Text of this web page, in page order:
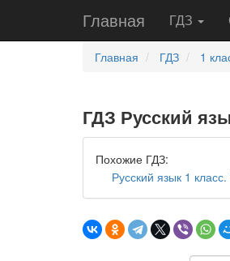
Главная ГДЗ
Главная ГДЗ 1
ГДЗ Русский
Похожие ГДЗ:
Русский язык 1